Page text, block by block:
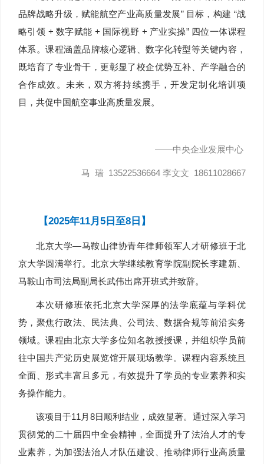
品牌战略升级，赋能航空产业高质量发展” 目标，构建 “战
略引领 + 数字赋能 + 国际视野 + 产业实操” 四位一体课程
体系。课程涵盖品牌核心逻辑、数字化转型等关键内容，
既培育了专业骨干，更彰显了校企优势互补、产学融合的
合作成效。未来，双方将持续携手，开发定制化培训项
目，共促中国航空事业高质量发展。
——中央企业发展中心
马 瑞 13522536664 李文文 18611028667
【2025年11月5日至8日】
北京大学—马鞍山律协青年律师领军人才研修班于北
京大学圆满举行。北京大学继续教育学院副院长李建新、
马鞍山市司法局副局长武伟出席开班式并致辞。
本次研修班依托北京大学深厚的法学底蕴与学科优
势，聚焦行政法、民法典、公司法、数据合规等前沿实务
领域。课程由北京大学多位知名教授授课，并组织学员前
往中国共产党历史展览馆开展现场教学。课程内容系统且
全面、形式丰富且多元，有效提升了学员的专业素养和实
务操作能力。
该项目于11月8日顺利结业，成效显著。通过深入学习
贯彻党的二十届四中全会精神，全面提升了法治人才的专
业素养，为加强法治人才队伍建设、推动律师行业高质量